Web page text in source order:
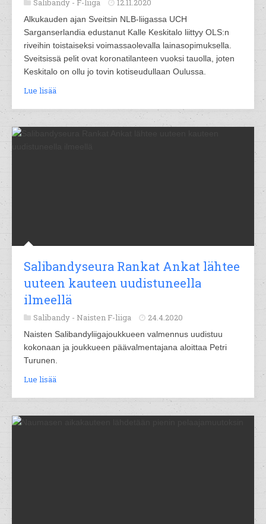
Salibandy - F-liiga 12.11.2020
Alkukauden ajan Sveitsin NLB-liigassa UCH
Sarganserlandia edustanut Kalle Keskitalo liittyy OLS:n
riveihin toistaiseksi voimassaolevalla lainasopimuksella.
Sveitsissä pelit ovat koronatilanteen vuoksi tauolla, joten
Keskitalo on ollu jo tovin kotiseudullaan Oulussa.
Lue lisää
Salibandyseura Rankat Ankat lähtee
uuteen kauteen uudistuneella
ilmeellä
Salibandy - Naisten F-liiga 24.4.2020
Naisten Salibandyliigajoukkueen valmennus uudistuu
kokonaan ja joukkueen päävalmentajana aloittaa Petri
Turunen.
Lue lisää